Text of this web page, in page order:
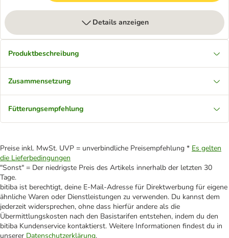
Details anzeigen
Produktbeschreibung
Zusammensetzung
Fütterungsempfehlung
Preise inkl. MwSt. UVP = unverbindliche Preisempfehlung * Es gelten
die Lieferbedingungen
"Sonst" = Der niedrigste Preis des Artikels innerhalb der letzten 30
Tage.
bitiba ist berechtigt, deine E-Mail-Adresse für Direktwerbung für eigene
ähnliche Waren oder Dienstleistungen zu verwenden. Du kannst dem
jederzeit widersprechen, ohne dass hierfür andere als die
Übermittlungskosten nach den Basistarifen entstehen, indem du den
bitiba Kundenservice kontaktierst. Weitere Informationen findest du in
unserer Datenschutzerklärung.